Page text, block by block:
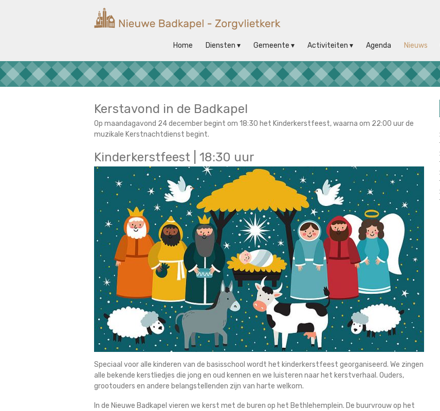
Nieuwe
op
Scheveningen
Home Diensten Gemeente Activiteiten Agenda Nieuws
Kerstavond in de Badkapel
Op maandagavond 24 december begint om 18:30 het Kinderkerstfeest, waarna om 22:00 uur de
muzikale Kerstnachtdienst begint.
Kinderkerstfeest | 18:30 uur
Speciaal voor alle kinderen van de basisschool wordt het kinderkerstfeest georganiseerd. We zingen
alle bekende kerstliedjes die jong en oud kennen en we luisteren naar het kerstverhaal. Ouders,
grootouders en andere belangstellenden zijn van harte welkom.
In de Nieuwe Badkapel vieren we kerst met de buren op het Bethlehemplein. De buurvrouw op het